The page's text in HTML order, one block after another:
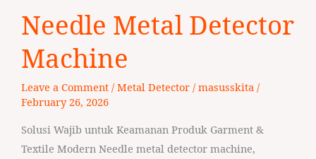
Needle Metal Detector
Machine
Leave a Comment / Metal Detector/ masusskita /
February 26, 2026
Solusi Wajib untuk Keamanan Produk Garment &
Textile Modern Needle metal detector machine,
Metal
Machine